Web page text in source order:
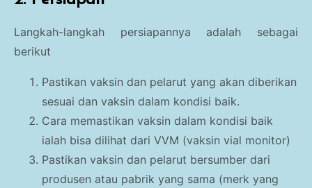
Langkah-langkah persiapannya adalah sebagai
berikut
Pastikan vaksin dan pelarut yang akan diberikan
sesuai dan vaksin dalam kondisi baik.
Cara memastikan vaksin dalam kondisi baik
ialah bisa dilihat dari VVM (vaksin vial monitor)
Pastikan vaksin dan pelarut bersumber dari
produsen atau pabrik yang sama (merk yang